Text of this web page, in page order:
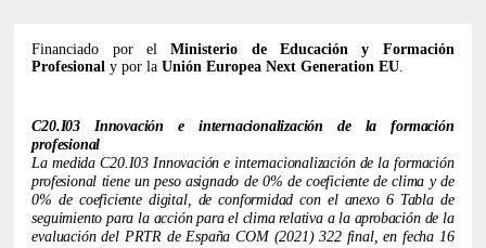
Financiado por elMinisterio de Educación y Formación
Profesional y por laUnión Europea Next Generation EU.
C20.I03 Innovación e internacionalización de la formación
profesional
La medida C20.I03 Innovación e internacionalización de la formación
profesional tiene un peso asignado de 0% de coeficiente de clima y de
0% de coeficiente digital, de conformidad con el anexo 6 ​​Tabla de
seguimiento para la acción para el clima relativa a la aprobación de la
evaluación del PRTR de España COM (2021) 322 final, en fecha 16